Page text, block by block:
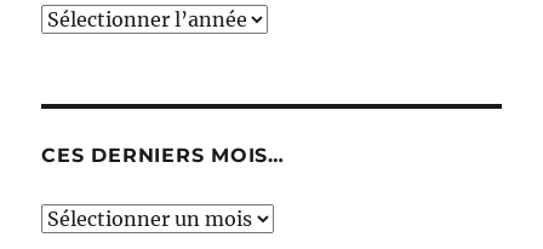
CES DERNIERS MOIS…
Ces